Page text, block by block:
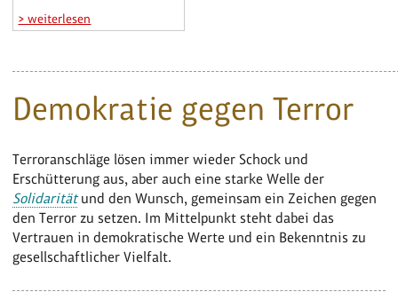
> weiterlesen
Demokratie gegen Terror
Terroranschläge lösen immer wieder Schock und
Erschütterung aus, aber auch eine starke Welle der
Solidaritätund den Wunsch, gemeinsam ein Zeichen gegen
den Terror zu setzen. Im Mittelpunkt steht dabei das
Vertrauen in demokratische Werte und ein Bekenntnis zu
gesellschaftlicher Vielfalt.